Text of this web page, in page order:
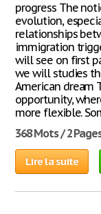
progress The
evolution,
relationships
immigration
will see on first
we will studies
American dream
opportunity,
more flexible.
368 Mots / 2
Lire la suite